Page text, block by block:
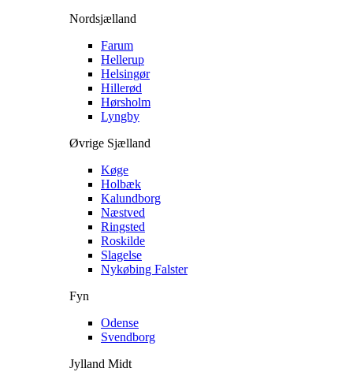
Nordsjælland
Farum
Hellerup
Helsingør
Hillerød
Hørsholm
Lyngby
Øvrige Sjælland
Køge
Holbæk
Kalundborg
Næstved
Ringsted
Roskilde
Slagelse
Nykøbing Falster
Fyn
Odense
Svendborg
Jylland Midt